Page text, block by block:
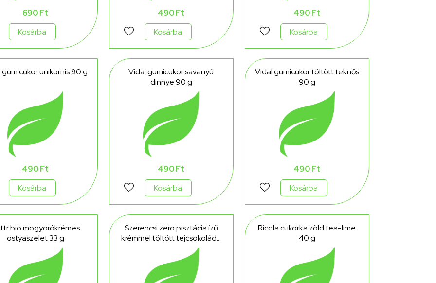
690 Ft
Kosárba
490 Ft
Kosárba
490 Ft
Kosárba
gumicukor unikornis 90 g
490 Ft
Kosárba
Vidal gumicukor savanyú
dinnye 90 g
490 Ft
Kosárba
Vidal gumicukor töltött teknős
90 g
490 Ft
Kosárba
bio mogyorókrémes
ostyaszelet 33 g
Szerencsi zero pisztácia ízű
krémmel töltött tejcsokoládé
édesítőszerrel 21 g
Ricola cukorka zöld tea-lime
40 g